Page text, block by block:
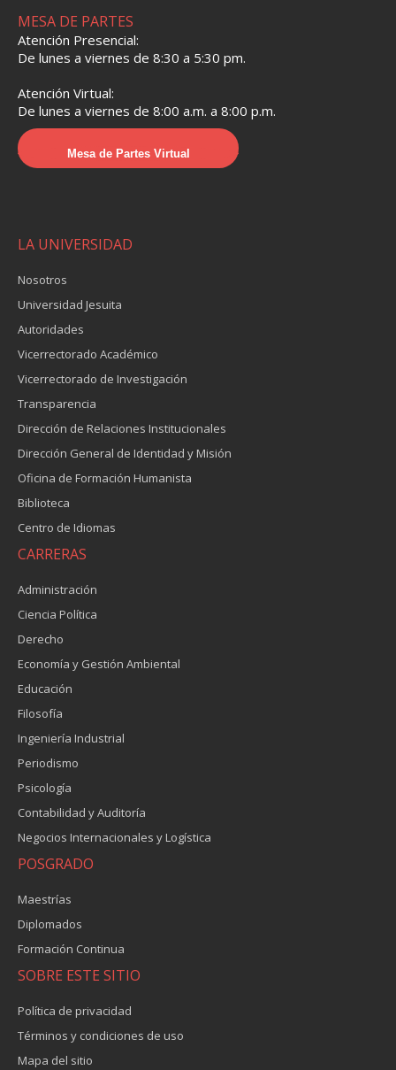
MESA DE PARTES
Atención Presencial:
De lunes a viernes de 8:30 a 5:30 pm.
Atención Virtual:
De lunes a viernes de 8:00 a.m. a 8:00 p.m.
Mesa de Partes Virtual
LA UNIVERSIDAD
Nosotros
Universidad Jesuita
Autoridades
Vicerrectorado Académico
Vicerrectorado de Investigación
Transparencia
Dirección de Relaciones Institucionales
Dirección General de Identidad y Misión
Oficina de Formación Humanista
Biblioteca
Centro de Idiomas
CARRERAS
Administración
Ciencia Política
Derecho
Economía y Gestión Ambiental
Educación
Filosofía
Ingeniería Industrial
Periodismo
Psicología
Contabilidad y Auditoría
Negocios Internacionales y Logística
POSGRADO
Maestrías
Diplomados
Formación Continua
SOBRE ESTE SITIO
Política de privacidad
Términos y condiciones de uso
Mapa del sitio